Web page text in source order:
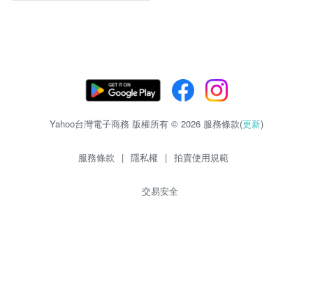
Yahoo台灣電子商務 版權所有 © 2026 服務條款(更新)
服務條款 | 隱私權 | 拍賣使用規範
交易安全